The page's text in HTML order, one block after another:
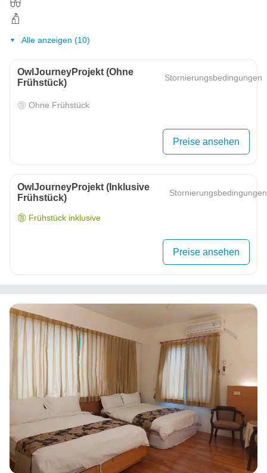
Alle anzeigen (10)
OwlJourneyProjekt (ohne
Frühstück)
Stornierungsbedingungen
Ohne Frühstück
Preise ansehen
OwlJourneyProjekt (inklusive
Frühstück)
Stornierungsbedingungen
Frühstück inklusive
Preise ansehen